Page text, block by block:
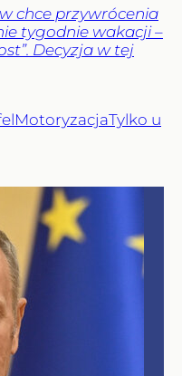
chce przywrócenia
tygodnie wakacji –
Decyzja w tej
MotoryzacjaTylko u